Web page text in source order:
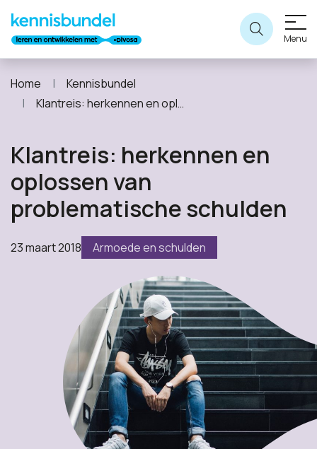
Menu
Home
Kennisbundel
Klantreis: herkennen en oplossen van problematische schulden
Klantreis: herkennen en
oplossen van
problematische schulden
23 maart 2018 Armoede en schulden